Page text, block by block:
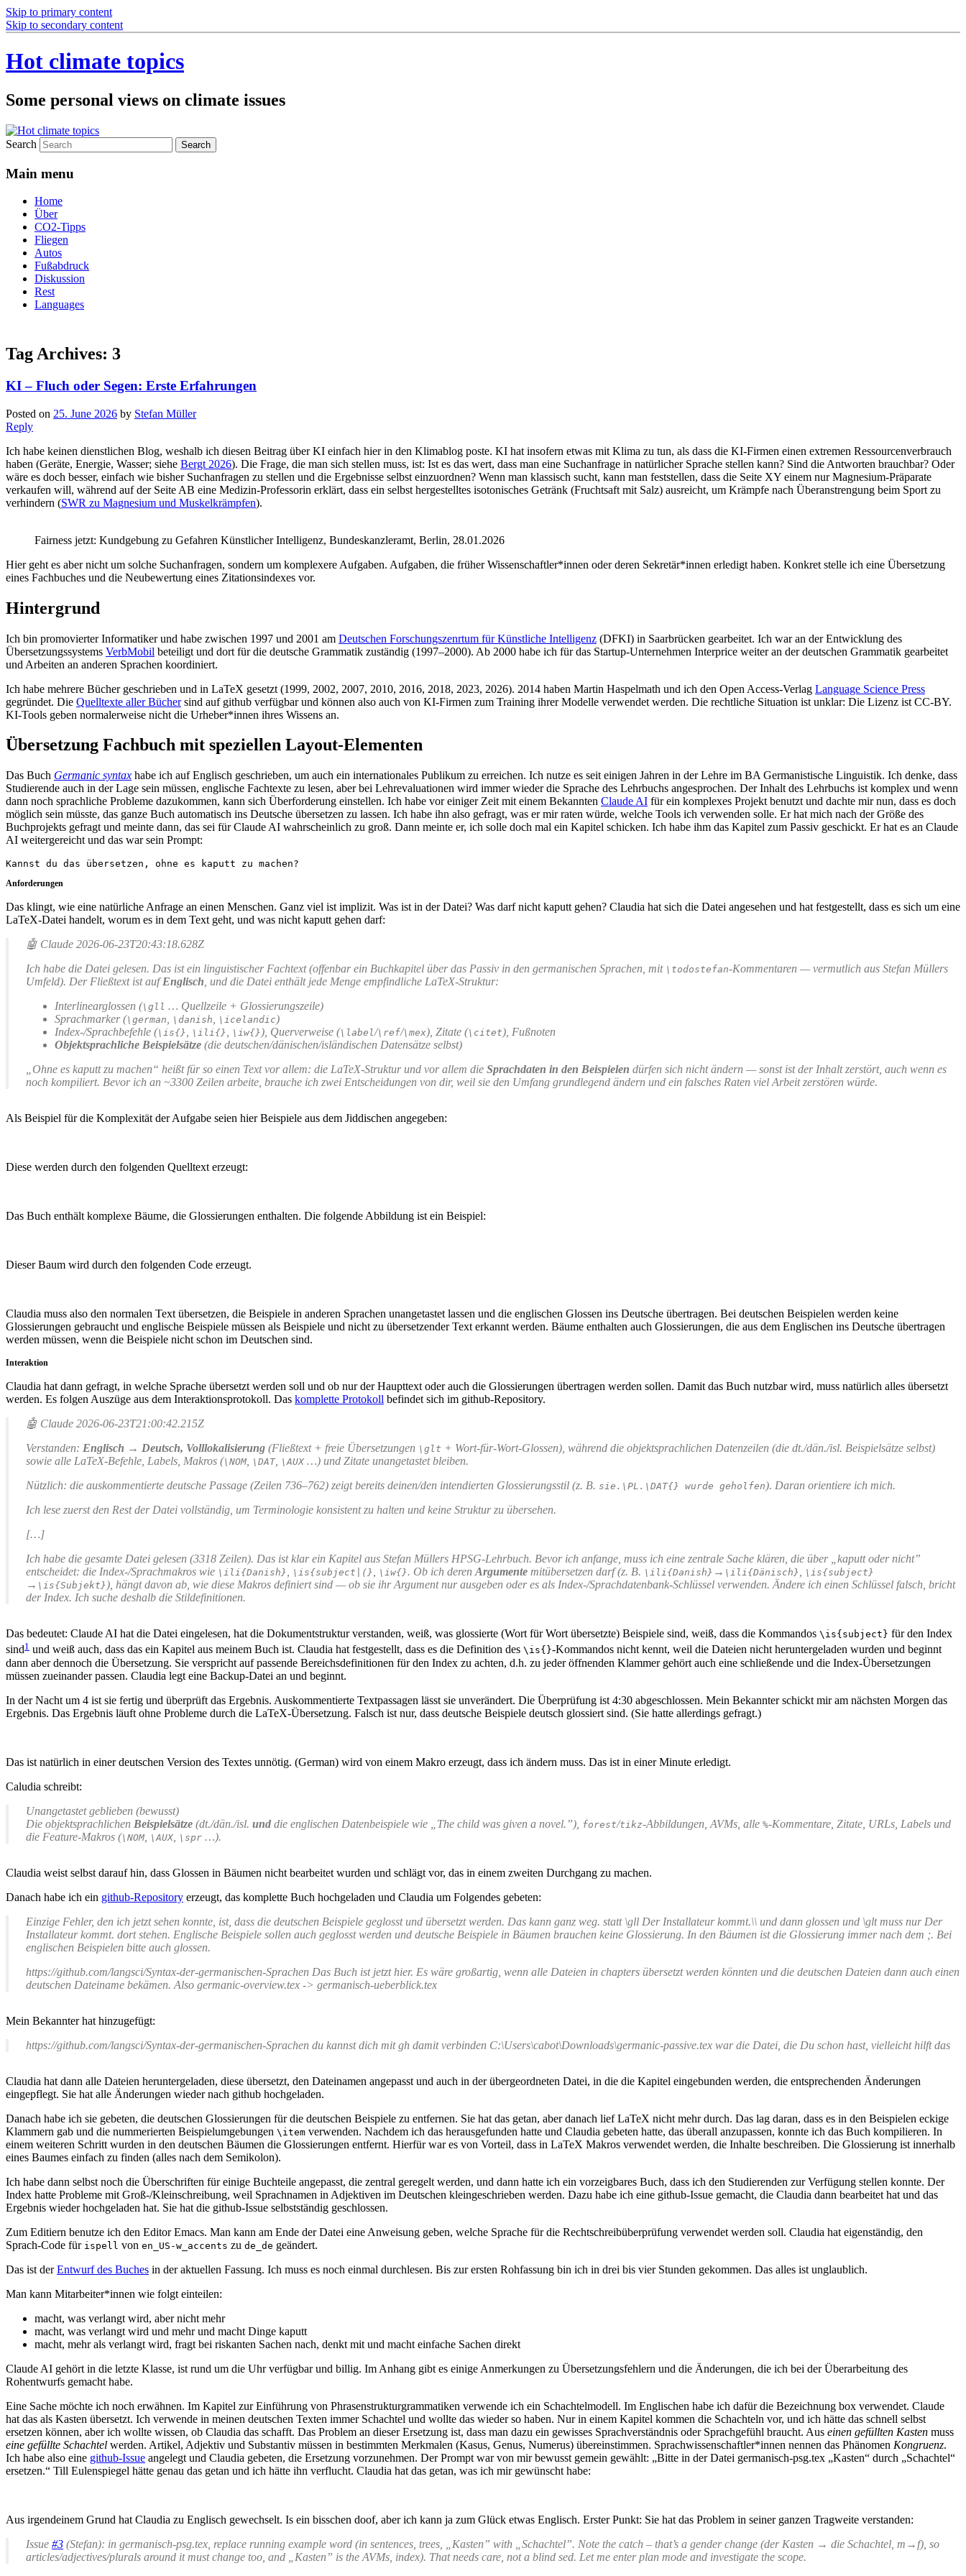
Skip to primary content
Skip to secondary content
Hot climate topics
Some personal views on climate issues
Search
Main menu
Home
Über
CO2-Tipps
Fliegen
Autos
Fußabdruck
Diskussion
Rest
Languages
Tag Archives: 3
KI – Fluch oder Segen: Erste Erfahrungen
Posted on 25. June 2026 by Stefan Müller
Reply
Ich habe keinen dienstlichen Blog, weshalb ich diesen Beitrag über KI einfach hier in den Klimablog poste. KI hat insofern etwas mit Klima zu tun, als dass die KI-Firmen einen extremen Ressourcenverbrauch
haben (Geräte, Energie, Wasser; siehe Bergt 2026). Die Frage, die man sich stellen muss, ist: Ist es das wert, dass man eine Suchanfrage in natürlicher Sprache stellen kann? Sind die Antworten brauchbar? Oder
wäre es doch besser, einfach wie bisher Suchanfragen zu stellen und die Ergebnisse selbst einzuordnen? Wenn man klassisch sucht, kann man feststellen, dass die Seite XY einem nur Magnesium-Präparate
verkaufen will, während auf der Seite AB eine Medizin-Professorin erklärt, dass ein selbst hergestelltes isotonisches Getränk (Fruchtsaft mit Salz) ausreicht, um Krämpfe nach Überanstrengung beim Sport zu
verhindern (SWR zu Magnesium und Muskelkrämpfen).
Fairness jetzt: Kundgebung zu Gefahren Künstlicher Intelligenz, Bundeskanzleramt, Berlin, 28.01.2026
Hier geht es aber nicht um solche Suchanfragen, sondern um komplexere Aufgaben. Aufgaben, die früher Wissenschaftler*innen oder deren Sekretär*innen erledigt haben. Konkret stelle ich eine Übersetzung
eines Fachbuches und die Neubewertung eines Zitationsindexes vor.
Hintergrund
Ich bin promovierter Informatiker und habe zwischen 1997 und 2001 am Deutschen Forschungszenrtum für Künstliche Intelligenz (DFKI) in Saarbrücken gearbeitet. Ich war an der Entwicklung des
Übersetzungssystems VerbMobil beteiligt und dort für die deutsche Grammatik zuständig (1997–2000). Ab 2000 habe ich für das Startup-Unternehmen Interprice weiter an der deutschen Grammatik gearbeitet
und Arbeiten an anderen Sprachen koordiniert.
Ich habe mehrere Bücher geschrieben und in LaTeX gesetzt (1999, 2002, 2007, 2010, 2016, 2018, 2023, 2026). 2014 haben Martin Haspelmath und ich den Open Access-Verlag Language Science Press
gegründet. Die Quelltexte aller Büchersind auf github verfügbar und können also auch von KI-Firmen zum Training ihrer Modelle verwendet werden. Die rechtliche Situation ist unklar: Die Lizenz ist CC-BY.
KI-Tools geben normalerweise nicht die Urheber*innen ihres Wissens an.
Übersetzung Fachbuch mit speziellen Layout-Elementen
Das Buch Germanic syntax habe ich auf Englisch geschrieben, um auch ein internationales Publikum zu erreichen. Ich nutze es seit einigen Jahren in der Lehre im BA Germanistische Linguistik. Ich denke, dass
Studierende auch in der Lage sein müssen, englische Fachtexte zu lesen, aber bei Lehrevaluationen wird immer wieder die Sprache des Lehrbuchs angesprochen. Der Inhalt des Lehrbuchs ist komplex und wenn
dann noch sprachliche Probleme dazukommen, kann sich Überforderung einstellen. Ich habe vor einiger Zeit mit einem Bekannten Claude AI für ein komplexes Projekt benutzt und dachte mir nun, dass es doch
möglich sein müsste, das ganze Buch automatisch ins Deutsche übersetzen zu lassen. Ich habe ihn also gefragt, was er mir raten würde, welche Tools ich verwenden solle. Er hat mich nach der Größe des
Buchprojekts gefragt und meinte dann, das sei für Claude AI wahrscheinlich zu groß. Dann meinte er, ich solle doch mal ein Kapitel schicken. Ich habe ihm das Kapitel zum Passiv geschickt. Er hat es an Claude
AI weitergereicht und das war sein Prompt:
Kannst du das übersetzen, ohne es kaputt zu machen?
Anforderungen
Das klingt, wie eine natürliche Anfrage an einen Menschen. Ganz viel ist implizit. Was ist in der Datei? Was darf nicht kaputt gehen? Claudia hat sich die Datei angesehen und hat festgestellt, dass es sich um eine
LaTeX-Datei handelt, worum es in dem Text geht, und was nicht kaputt gehen darf:
🤖 Claude 2026-06-23T20:43:18.628Z
Ich habe die Datei gelesen. Das ist ein linguistischer Fachtext (offenbar ein Buchkapitel über das Passiv in den germanischen Sprachen, mit \todostefan-Kommentaren — vermutlich aus Stefan Müllers
Umfeld). Der Fließtext ist aufEnglisch , und die Datei enthält jede Menge empfindliche LaTeX-Struktur:
Interlinearglossen (\gll … Quellzeile + Glossierungszeile)
Sprachmarker (\german \danish \icelandic)
Index-/Sprachbefehle (\is{} \ili{} \iw{} ), Querverweise (\label/\ref/\mex), Zitate (\citet), Fußnoten
Objektsprachliche Beispielsätze (die deutschen/dänischen/isländischen Datensätze selbst)
„Ohne es kaputt zu machen“ heißt für so einen Text vor allem: die LaTeX-Struktur und vor allem die Sprachdaten in den Beispielen dürfen sich nicht ändern — sonst ist der Inhalt zerstört, auch wenn es
noch kompiliert. Bevor ich an ~3300 Zeilen arbeite, brauche ich zwei Entscheidungen von dir, weil sie den Umfang grundlegend ändern und ein falsches Raten viel Arbeit zerstören würde.
Als Beispiel für die Komplexität der Aufgabe seien hier Beispiele aus dem Jiddischen angegeben:
Diese werden durch den folgenden Quelltext erzeugt:
Das Buch enthält komplexe Bäume, die Glossierungen enthalten. Die folgende Abbildung ist ein Beispiel:
Dieser Baum wird durch den folgenden Code erzeugt.
Claudia muss also den normalen Text übersetzen, die Beispiele in anderen Sprachen unangetastet lassen und die englischen Glossen ins Deutsche übertragen. Bei deutschen Beispielen werden keine
Glossierungen gebraucht und englische Beispiele müssen als Beispiele und nicht zu übersetzender Text erkannt werden. Bäume enthalten auch Glossierungen, die aus dem Englischen ins Deutsche übertragen
werden müssen, wenn die Beispiele nicht schon im Deutschen sind.
Interaktion
Claudia hat dann gefragt, in welche Sprache übersetzt werden soll und ob nur der Haupttext oder auch die Glossierungen übertragen werden sollen. Damit das Buch nutzbar wird, muss natürlich alles übersetzt
werden. Es folgen Auszüge aus dem Interaktionsprotokoll. Das komplette Protokoll befindet sich im github-Repository.
🤖 Claude 2026-06-23T21:00:42.215Z
Verstanden: Englisch → Deutsch, Volllokalisierung (Fließtext + freie Übersetzungen \glt + Wort-für-Wort-Glossen), während die objektsprachlichen Datenzeilen (die dt./dän./isl. Beispielsätze selbst)
sowie alle LaTeX-Befehle, Labels, Makros (\NOM \DAT, \AUX …) und Zitate unangetastet bleiben.
Nützlich: die auskommentierte deutsche Passage (Zeilen 736–762) zeigt bereits deinen/den intendierten Glossierungsstil (z. B. sie.\PL.\DAT{} wurde geholfen). Daran orientiere ich mich.
Ich lese zuerst den Rest der Datei vollständig, um Terminologie konsistent zu halten und keine Struktur zu übersehen.
[…]
Ich habe die gesamte Datei gelesen (3318 Zeilen). Das ist klar ein Kapitel aus Stefan Müllers HPSG-Lehrbuch. Bevor ich anfange, muss ich eine zentrale Sache klären, die über „kaputt oder nicht”
entscheidet: die Index-/Sprachmakros wie \ili{Danish} \is{subject|(} \iw{} . Ob ich deren Argumente mitübersetzen darf (z. B. \ili{Danish} → \ili{Dänisch} \is{subject}
→ \is{Subjekt} ), hängt davon ab, wie diese Makros definiert sind — ob sie ihr Argument nur ausgeben oder es als Index-/Sprachdatenbank-Schlüssel verwenden. Ändere ich einen Schlüssel falsch, bricht
der Index. Ich suche deshalb die Stildefinitionen.
Das bedeutet: Claude AI hat die Datei eingelesen, hat die Dokumentstruktur verstanden, weiß, was glossierte (Wort für Wort übersetzte) Beispiele sind, weiß, dass die Kommandos \is{subject} für den Index
sind1 und weiß auch, dass das ein Kapitel aus meinem Buch ist. Claudia hat festgestellt, dass es die Definition des \is{}-Kommandos nicht kennt, weil die Dateien nicht heruntergeladen wurden und beginnt
dann aber dennoch die Übersetzung. Sie verspricht auf passende Bereichsdefinitionen für den Index zu achten, d.h. zu jeder öffnenden Klammer gehört auch eine schließende und die Index-Übersetzungen
müssen zueinander passen. Claudia legt eine Backup-Datei an und beginnt.
In der Nacht um 4 ist sie fertig und überprüft das Ergebnis. Auskommentierte Textpassagen lässt sie unverändert. Die Überprüfung ist 4:30 abgeschlossen. Mein Bekannter schickt mir am nächsten Morgen das
Ergebnis. Das Ergebnis läuft ohne Probleme durch die LaTeX-Übersetzung. Falsch ist nur, dass deutsche Beispiele deutsch glossiert sind. (Sie hatte allerdings gefragt.)
Das ist natürlich in einer deutschen Version des Textes unnötig. (German) wird von einem Makro erzeugt, dass ich ändern muss. Das ist in einer Minute erledigt.
Caludia schreibt:
Unangetastet geblieben (bewusst)
Die objektsprachlichen Beispielsätze (dt./dän./isl. und die englischen Datenbeispiele wie „The child was given a novel.”), forest/tikz-Abbildungen, AVMs, alle %-Kommentare, Zitate, URLs, Labels und
die Feature-Makros (\NOM \AUX \spr …).
Claudia weist selbst darauf hin, dass Glossen in Bäumen nicht bearbeitet wurden und schlägt vor, das in einem zweiten Durchgang zu machen.
Danach habe ich ein github-Repository erzeugt, das komplette Buch hochgeladen und Claudia um Folgendes gebeten:
Einzige Fehler, den ich jetzt sehen konnte, ist, dass die deutschen Beispiele geglosst und übersetzt werden. Das kann ganz weg. statt \gll Der Installateur kommt.\\ und dann glossen und \glt muss nur Der
Installateur kommt. dort stehen. Englische Beispiele sollen auch geglosst werden und deutsche Beispiele in Bäumen brauchen keine Glossierung. In den Bäumen ist die Glossierung immer nach dem ;. Bei
englischen Beispielen bitte auch glossen.
https://github.com/langsci/Syntax-der-germanischen-Sprachen Das Buch ist jetzt hier. Es wäre großartig, wenn alle Dateien in chapters übersetzt werden könnten und die deutschen Dateien dann auch einen
deutschen Dateiname bekämen. Also germanic-overview.tex -> germanisch-ueberblick.tex
Mein Bekannter hat hinzugefügt:
https://github.com/langsci/Syntax-der-germanischen-Sprachen du kannst dich mit gh damit verbinden C:\Users\cabot\Downloads\germanic-passive.tex war die Datei, die Du schon hast, vielleicht hilft das
Claudia hat dann alle Dateien heruntergeladen, diese übersetzt, den Dateinamen angepasst und auch in der übergeordneten Datei, in die die Kapitel eingebunden werden, die entsprechenden Änderungen
eingepflegt. Sie hat alle Änderungen wieder nach github hochgeladen.
Danach habe ich sie gebeten, die deutschen Glossierungen für die deutschen Beispiele zu entfernen. Sie hat das getan, aber danach lief LaTeX nicht mehr durch. Das lag daran, dass es in den Beispielen eckige
Klammern gab und die nummerierten Beispielumgebungen \item verwenden. Nachdem ich das herausgefunden hatte und Claudia gebeten hatte, das überall anzupassen, konnte ich das Buch kompilieren. In
einem weiteren Schritt wurden in den deutschen Bäumen die Glossierungen entfernt. Hierfür war es von Vorteil, dass in LaTeX Makros verwendet werden, die Inhalte beschreiben. Die Glossierung ist innerhalb
eines Baumes einfach zu finden (alles nach dem Semikolon).
Ich habe dann selbst noch die Überschriften für einige Buchteile angepasst, die zentral geregelt werden, und dann hatte ich ein vorzeigbares Buch, dass ich den Studierenden zur Verfügung stellen konnte. Der
Index hatte Probleme mit Groß-/Kleinschreibung, weil Sprachnamen in Adjektiven im Deutschen kleingeschrieben werden. Dazu habe ich eine github-Issue gemacht, die Claudia dann bearbeitet hat und das
Ergebnis wieder hochgeladen hat. Sie hat die github-Issue selbstständig geschlossen.
Zum Editiern benutze ich den Editor Emacs. Man kann am Ende der Datei eine Anweisung geben, welche Sprache für die Rechtschreibüberprüfung verwendet werden soll. Claudia hat eigenständig, den
Sprach-Code für ispell von en_US-w_accents zu de_de geändert.
Das ist derEntwurf des Buches in der aktuellen Fassung. Ich muss es noch einmal durchlesen. Bis zur ersten Rohfassung bin ich in drei bis vier Stunden gekommen. Das alles ist unglaublich.
Man kann Mitarbeiter*innen wie folgt einteilen:
macht, was verlangt wird, aber nicht mehr
macht, was verlangt wird und mehr und macht Dinge kaputt
macht, mehr als verlangt wird, fragt bei riskanten Sachen nach, denkt mit und macht einfache Sachen direkt
Claude AI gehört in die letzte Klasse, ist rund um die Uhr verfügbar und billig. Im Anhang gibt es einige Anmerkungen zu Übersetzungsfehlern und die Änderungen, die ich bei der Überarbeitung des
Rohentwurfs gemacht habe.
Eine Sache möchte ich noch erwähnen. Im Kapitel zur Einführung von Phrasenstrukturgrammatiken verwende ich ein Schachtelmodell. Im Englischen habe ich dafür die Bezeichnung box verwendet. Claude
hat das als Kasten übersetzt. Ich verwende in meinen deutschen Texten immer Schachtel und wollte das wieder so haben. Nur in einem Kapitel kommen die Schachteln vor, und ich hätte das schnell selbst
ersetzen können, aber ich wollte wissen, ob Claudia das schafft. Das Problem an dieser Ersetzung ist, dass man dazu ein gewisses Sprachverständnis oder Sprachgefühl braucht. Aus einen gefüllten Kasten muss
eine gefüllte Schachtel werden. Artikel, Adjektiv und Substantiv müssen in bestimmten Merkmalen (Kasus, Genus, Numerus) übereinstimmen. Sprachwissenschaftler*innen nennen das Phänomen Kongruenz.
Ich habe also eine github-Issue angelegt und Claudia gebeten, die Ersetzung vorzunehmen. Der Prompt war von mir bewusst gemein gewählt: „Bitte in der Datei germanisch-psg.tex „Kasten“ durch „Schachtel“
ersetzen.“ Till Eulenspiegel hätte genau das getan und ich hätte ihn verflucht. Claudia hat das getan, was ich mir gewünscht habe:
Aus irgendeinem Grund hat Claudia zu Englisch gewechselt. Is ein bisschen doof, aber ich kann ja zum Glück etwas Englisch. Erster Punkt: Sie hat das Problem in seiner ganzen Tragweite verstanden:
Issue #3 (Stefan): in germanisch-psg.tex, replace running example word (in sentences, trees, „Kasten” with „Schachtel”. Note the catch – that’s a gender change (der Kasten → die Schachtel, m→f), so
articles/adjectives/plurals around it must change too, and „Kasten” is the AVMs, index). That needs care, not a blind sed. Let me enter plan mode and investigate the scope.